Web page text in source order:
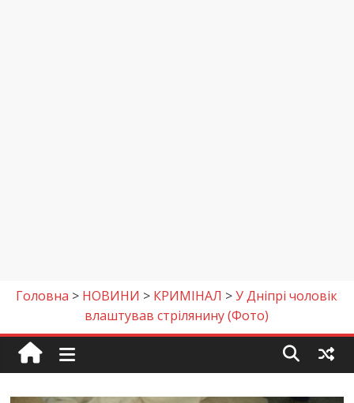
Головна > НОВИНИ > КРИМІНАЛ >У Дніпрі чоловік
влаштував стрілянину (Фото)